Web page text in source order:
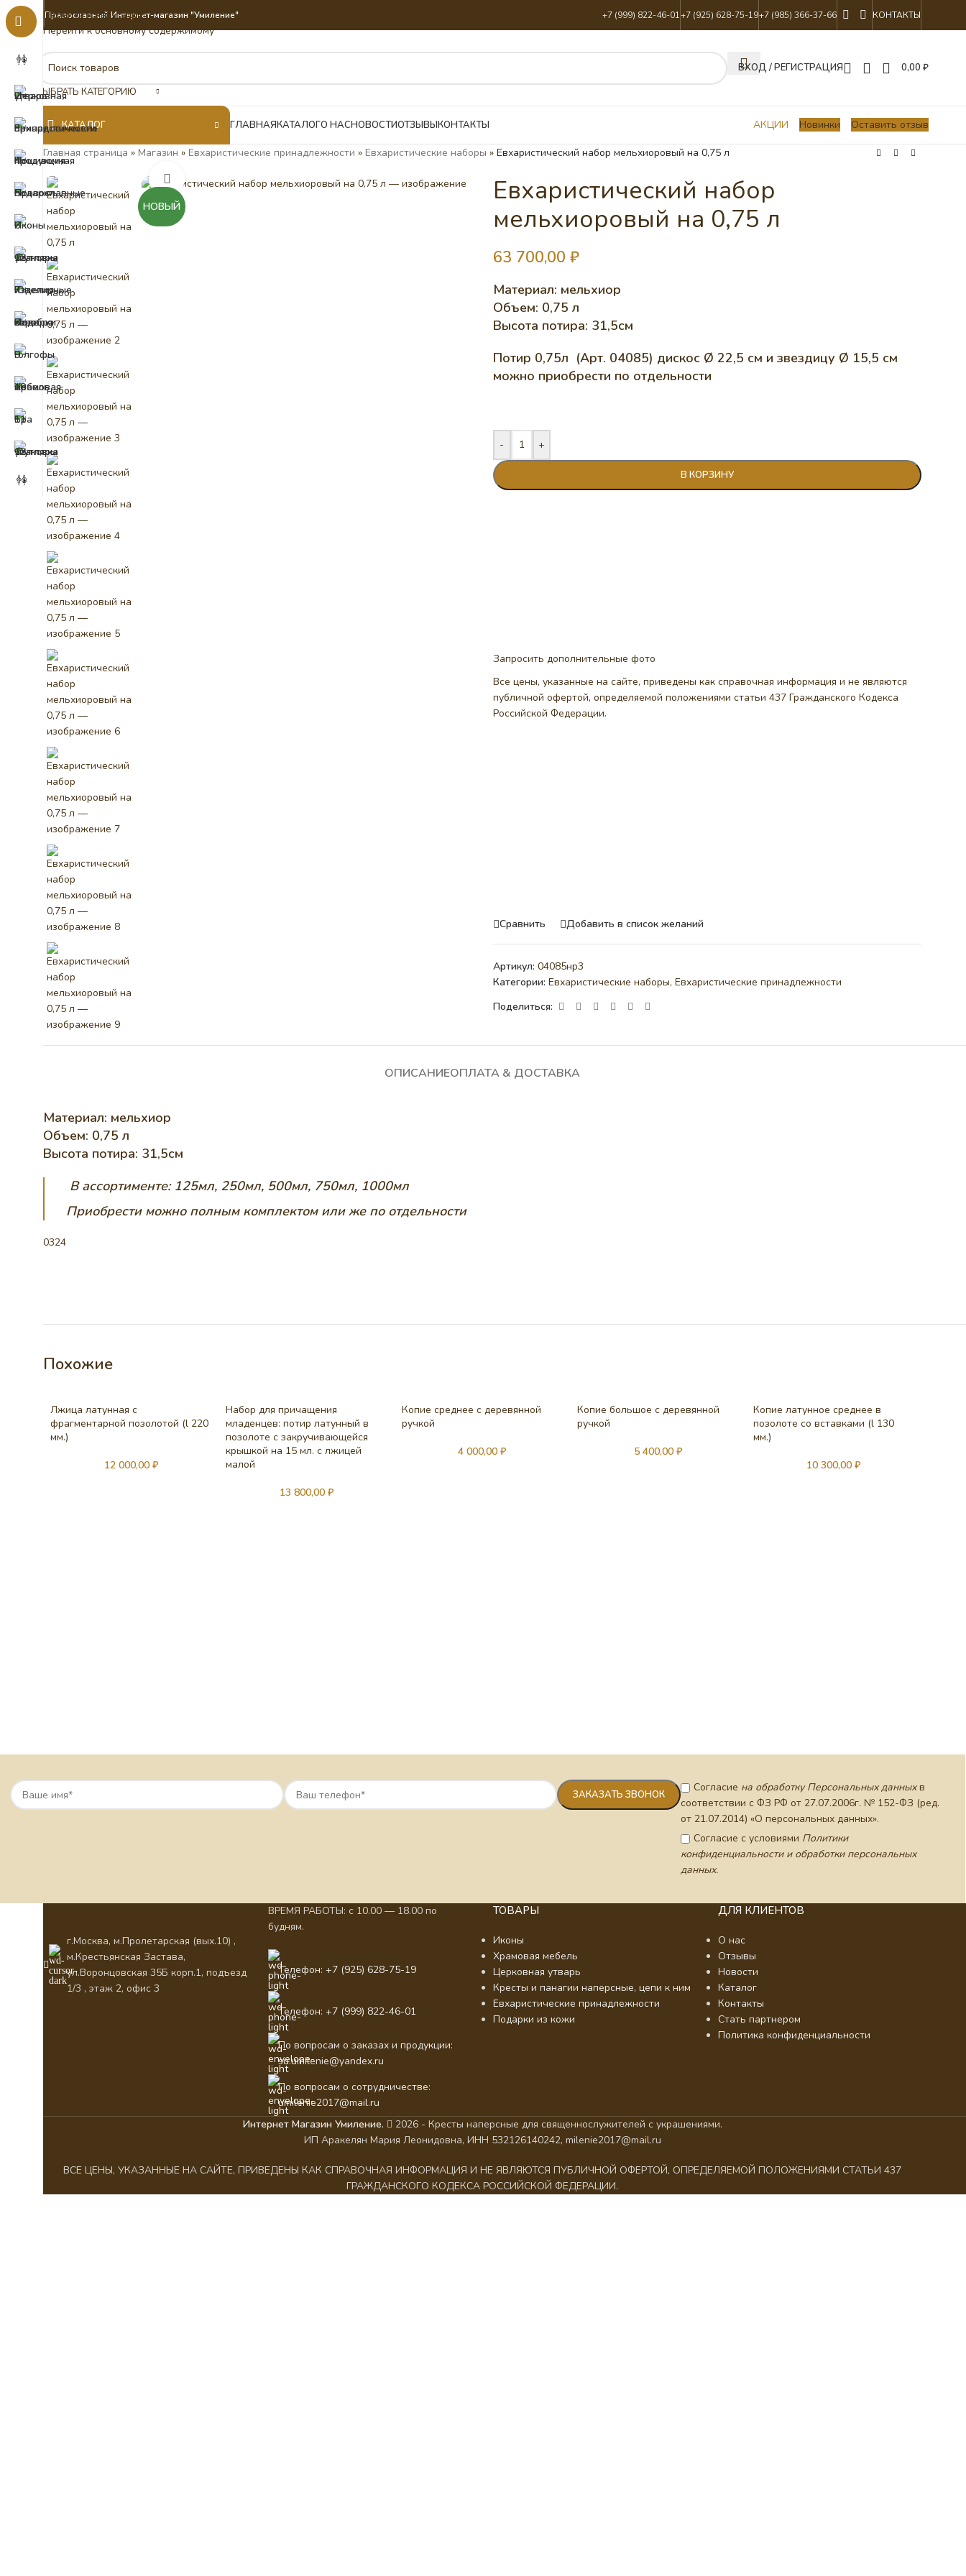
Перейти к навигации
Перейти к основному содержимому
Православный Интернет-магазин "Умиление" +7 (999) 822-46-01+7 (925) 628-75-19+7 (985) 366-37-66 КОНТАКТЫ
ВЫБРАТЬ КАТЕГОРИЮ
ВХОД / РЕГИСТРАЦИЯ 0,00 ₽
КАТАЛОГ ГЛАВНАЯКАТАЛОГО НАСНОВОСТИОТЗЫВЫКОНТАКТЫ АКЦИИ Новинки Оставить отзыв
Главная страница » Магазин » Евхаристические принадлежности » Евхаристические наборы » Евхаристический набор мельхиоровый на 0,75 л
НОВЫЙ
Нажмите, чтобы увеличить
Евхаристический набор
мельхиоровый на 0,75 л
63 700,00 ₽
Материал: мельхиор
Объем: 0,75 л
Высота потира: 31,5см
Потир 0,75л (Арт. 04085) дискос Ø 22,5 см и звездицу Ø 15,5 см
можно приобрести по отдельности
- +
В КОРЗИНУ
Запросить дополнительные фото
Все цены, указанные на сайте, приведены как справочная информация и не являются
публичной офертой, определяемой положениями статьи 437 Гражданского Кодекса
Российской Федерации.
Сравнить Добавить в список желаний
Артикул: 04085нр3
Категории: Евхаристические наборы, Евхаристические принадлежности
Поделиться:
ОПИСАНИЕОПЛАТА & ДОСТАВКА
Материал: мельхиор
Объем: 0,75 л
Высота потира: 31,5см
В ассортименте: 125мл, 250мл, 500мл, 750мл, 1000мл
Приобрести можно полным комплектом или же по отдельности
0324
Похожие
Лжица латунная с
фрагментарной позолотой (l 220
мм.)
12 000,00 ₽
Набор для причащения
младенцев: потир латунный в
позолоте с закручивающейся
крышкой на 15 мл. с лжицей
малой
13 800,00₽
Копие среднее с деревянной
ручкой
4 000,00₽
Копие большое с деревянной
ручкой
5 400,00 ₽
Копие латунное среднее в
позолоте со вставками (l 130
мм.)
10 300,00₽
Согласие на обработку Персональных данныхв
соответствии с ФЗ РФ от 27.07.2006г. № 152-ФЗ (ред.
от 21.07.2014) «О персональных данных».
Согласие с условиями Политики
конфиденциальности и обработки персональных
данных.
г.Москва, м.Пролетарская (вых.10) ,
м.Крестьянская Застава,
ул.Воронцовская 35Б корп.1, подъезд
1/3 , этаж 2, офис 3
ВРЕМЯ РАБОТЫ: с 10.00 — 18.00 по
будням.
Телефон: +7 (925) 628-75-19
Телефон: +7 (999) 822-46-01
По вопросам о заказах и продукции:
su.umilenie@yandex.ru
По вопросам о сотрудничестве:
umilenie2017@mail.ru
ТОВАРЫ
Иконы
Храмовая мебель
Церковная утварь
Кресты и панагии наперсные, цепи к ним
Евхаристические принадлежности
Подарки из кожи
ДЛЯ КЛИЕНТОВ
О нас
Отзывы
Новости
Каталог
Контакты
Стать партнером
Политика конфиденциальности
Интернет Магазин Умиление.
2026 - Кресты наперсные для священнослужителей с украшениями.
ИП Аракелян Мария Леонидовна, ИНН 532126140242, milenie2017@mail.ru
ВСЕ ЦЕНЫ, УКАЗАННЫЕ НА САЙТЕ, ПРИВЕДЕНЫ КАК СПРАВОЧНАЯ ИНФОРМАЦИЯ И НЕ ЯВЛЯЮТСЯ ПУБЛИЧНОЙ ОФЕРТОЙ, ОПРЕДЕЛЯЕМОЙ ПОЛОЖЕНИЯМИ СТАТЬИ 437
ГРАЖДАНСКОГО КОДЕКСА РОССИЙСКОЙ ФЕДЕРАЦИИ.